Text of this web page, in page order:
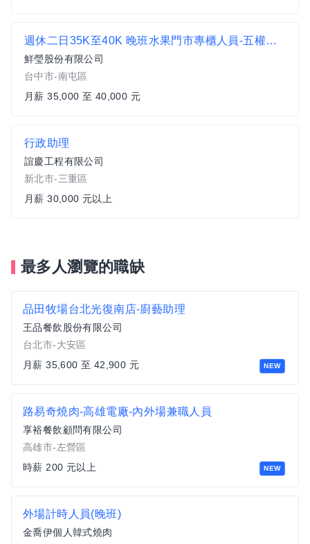
週休二日35K至40K 晚班水果門市專櫃人員-五權西門市
鮮瑩股份有限公司
台中市-南屯區
月薪 35,000 至 40,000 元
行政助理
誼慶工程有限公司
新北市-三重區
月薪 30,000 元以上
最多人瀏覽的職缺
NEW
品田牧場台北光復南店-廚藝助理
王品餐飲股份有限公司
台北市-大安區
月薪 35,600 至 42,900 元
NEW
路易奇燒肉-高雄電廠-內外場兼職人員
享裕餐飲顧問有限公司
高雄市-左營區
時薪 200 元以上
外場計時人員(晚班)
金喬伊個人韓式燒肉